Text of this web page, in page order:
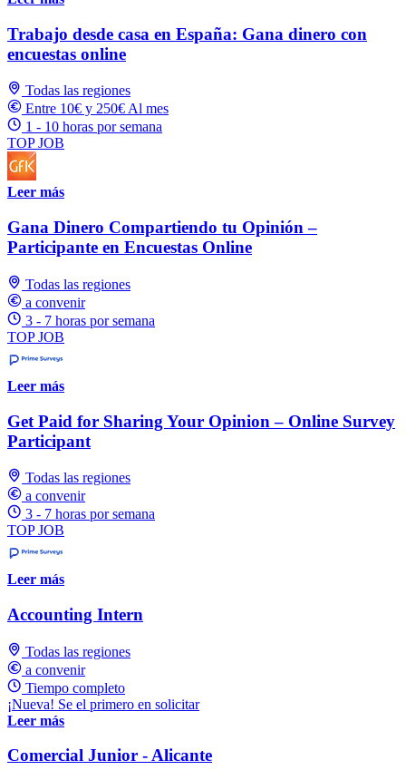
Trabajo desde casa en España: Gana dinero con
encuestas online
Todas las regiones
Entre 10€ y 250€ Al mes
1 - 10 horas por semana
TOP JOB
Leer más
Gana Dinero Compartiendo tu Opinión –
Participante en Encuestas Online
Todas las regiones
a convenir
3 - 7 horas por semana
TOP JOB
Leer más
Get Paid for Sharing Your Opinion – Online Survey
Participant
Todas las regiones
a convenir
3 - 7 horas por semana
TOP JOB
Leer más
Accounting Intern
Todas las regiones
a convenir
Tiempo completo
¡Nueva! Se el primero en solicitar
Leer más
Comercial Junior - Alicante